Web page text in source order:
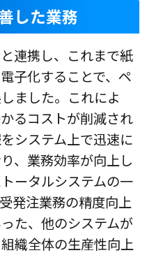
した業務
連携し、これまで紙
子化することで、ペ
ました。これによ
るコストが削減され
システム上で迅速に
、業務効率が向上し
ータルシステムの一
発注業務の精度向上
た、他のシステムが
織全体の生産性向上